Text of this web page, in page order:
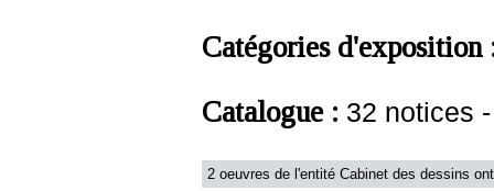
Catégories
Catalogue : 32 notices
2 oeuvres de l'entité Cabinet des dessins